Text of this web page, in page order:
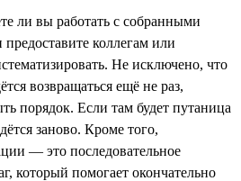
ли вы работать с собранными
коллегам или
Не исключено, что
возвращаться ещё не раз,
порядок. Если там будет путаница
заново. Кроме того,
— это последовательное
который помогает окончательно